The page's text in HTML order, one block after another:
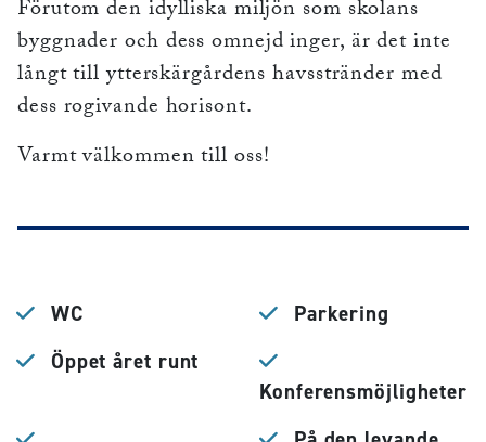
Förutom den idylliska miljön som skolans
byggnader och dess omnejd inger, är det inte
långt till ytterskärgårdens havsstränder med
dess rogivande horisont.
Varmt välkommen till oss!
WC
Parkering
Öppet året runt
Konferensmöjligheter